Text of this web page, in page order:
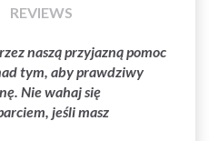
REVIEWS
naszą przyjazną pomoc
tym, aby prawdziwy
Nie wahaj się
jeśli masz